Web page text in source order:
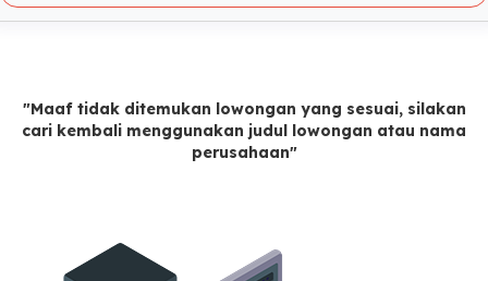
"Maaf tidak ditemukan lowongan yang sesuai, silakan
cari kembali menggunakan judul lowongan atau nama
perusahaan"